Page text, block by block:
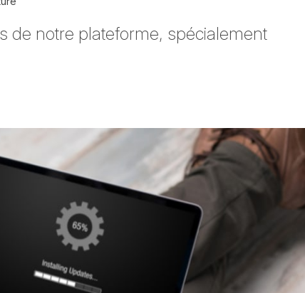
de notre plateforme, spécialement